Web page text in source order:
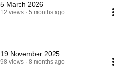
5 March 2026
12 views 5 months ago
19 November 2025
98 views 8 months ago